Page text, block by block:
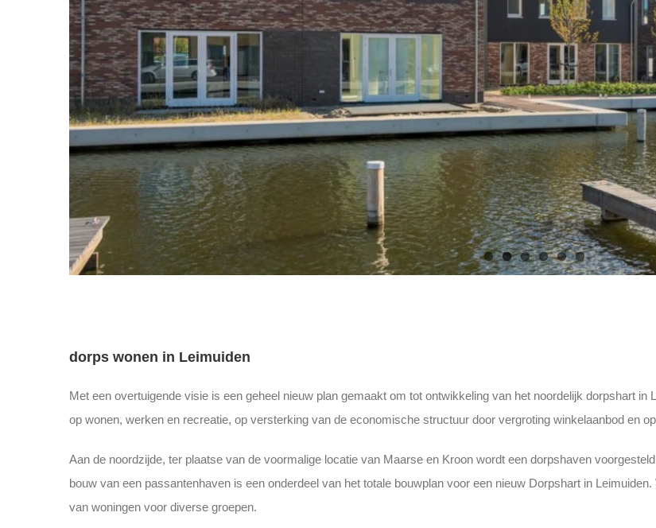
dorps wonen in Leimuiden
Met een overtuigende visie is een geheel nieuw plan gemaakt om tot ontwikkeling van het noordelijk dorpshart
op wonen, werken en recreatie, op versterking van de economische structuur door vergroting winkelaanbod en
Aan de noordzijde, ter plaatse van de voormalige locatie van Maarse en Kroon wordt een dorpshaven
bouw van een passantenhaven is een onderdeel van het totale bouwplan voor een nieuw Dorpshart in
van woningen voor diverse groepen.